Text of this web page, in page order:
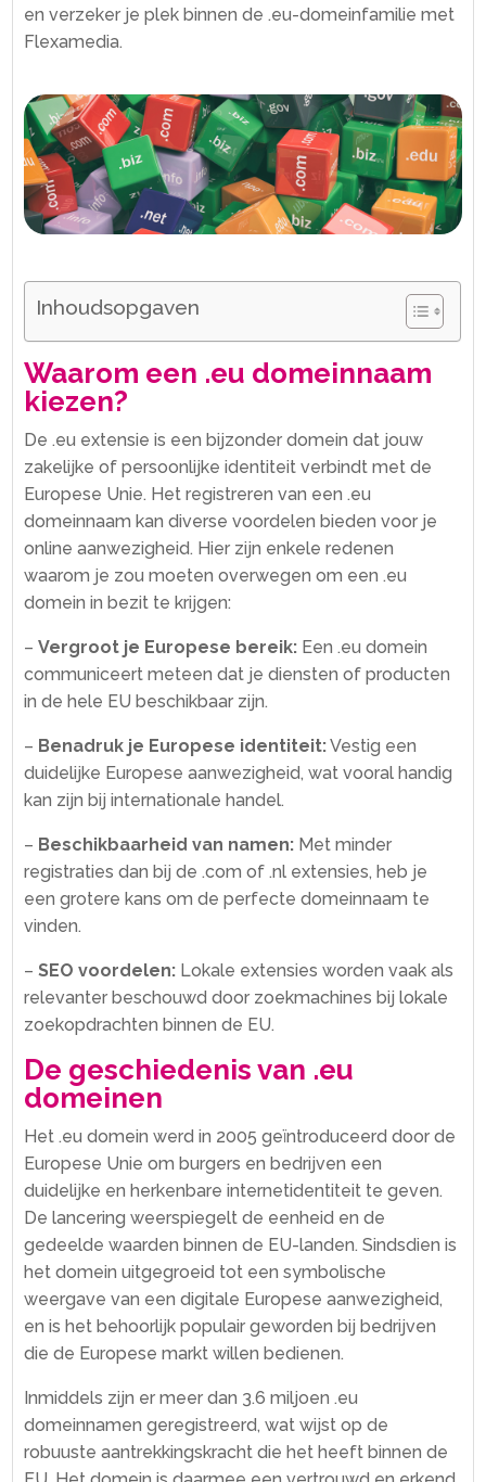
en verzeker je plek binnen de .​eu-domeinfamilie met
Flexamedia.​
Inhoudsopgaven
Waarom een .​eu domeinnaam
kiezen?
De .​eu extensie is een bijzonder domein dat jouw
zakelijke of persoonlijke identiteit verbindt met de
Europese Unie.​ Het registreren van een .​eu
domeinnaam kan diverse voordelen bieden voor je
online aanwezigheid.​ Hier zijn enkele redenen
waarom je zou moeten overwegen om een .​eu
domein in bezit te krijgen:
–Vergroot je Europese bereik: Een .​eu domein
communiceert meteen dat je diensten of producten
in de hele EU beschikbaar zijn.​
– Benadruk je Europese identiteit:Vestig een
duidelijke Europese aanwezigheid, wat vooral handig
kan zijn bij internationale handel.​
– Beschikbaarheid van namen: Met minder
registraties dan bij de .​com of .​nl extensies, heb je
een grotere kans om de perfecte domeinnaam te
vinden.​
–SEO voordelen: Lokale extensies worden vaak als
relevanter beschouwd door zoekmachines bij lokale
zoekopdrachten binnen de EU.​
De geschiedenis van .​eu
domeinen
Het .​eu domein werd in 2005 geïntroduceerd door de
Europese Unie om burgers en bedrijven een
duidelijke en herkenbare internetidentiteit te geven.​
De lancering weerspiegelt de eenheid en de
gedeelde waarden binnen de EU-landen.​ Sindsdien is
het domein uitgegroeid tot een symbolische
weergave van een digitale Europese aanwezigheid,
en is het behoorlijk populair geworden bij bedrijven
die de Europese markt willen bedienen.​
Inmiddels zijn er meer dan 3.​6 miljoen .​eu
domeinnamen geregistreerd, wat wijst op de
robuuste aantrekkingskracht die het heeft binnen de